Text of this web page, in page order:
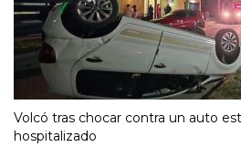
Volcó tras chocar contra un auto
hospitalizado